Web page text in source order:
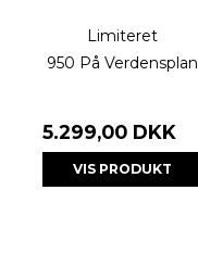
Limiteret
950 På Verdensplan
5.299,00 DKK
VIS PRODUKT